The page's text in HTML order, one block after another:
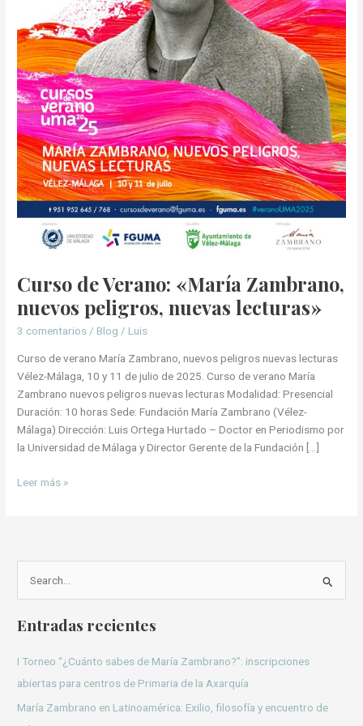
Curso de Verano: «María Zambrano,
nuevos peligros, nuevas lecturas»
3 comentarios / Blog / Luis
Curso de verano María Zambrano, nuevos peligros nuevas lecturas
Vélez-Málaga, 10 y 11 de julio de 2025. Curso de verano María
Zambrano nuevos peligros nuevas lecturas Modalidad: Presencial
Duración: 10 horas Sede: Fundación María Zambrano (Vélez-
Málaga) Dirección: Luis Ortega Hurtado – Doctor en Periodismo por
la Universidad de Málaga y Director Gerente de la Fundación […]
Leer más »
s
p
Entradas recientes
I Torneo “¿Cuánto sabes de María Zambrano?”: inscripciones
abiertas para centros de Primaria de la Axarquía
María Zambrano en Latinoamérica: Exilio, filosofía y encuentro de